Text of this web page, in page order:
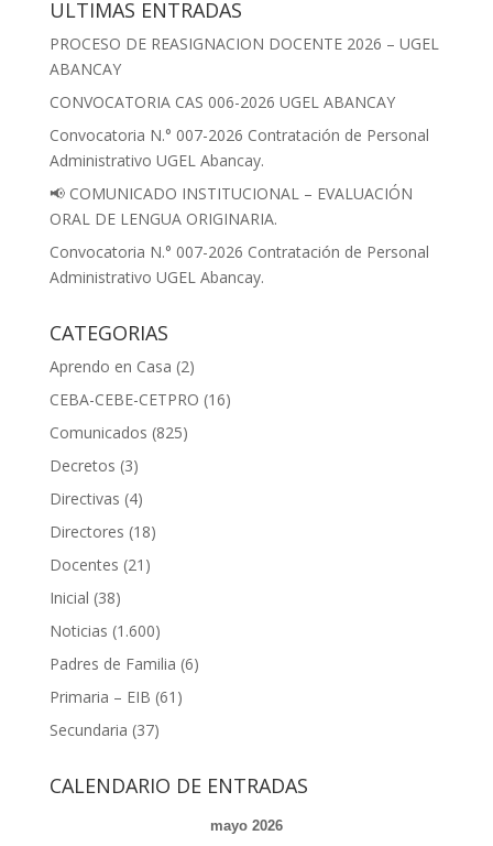
ULTIMAS ENTRADAS
PROCESO DE REASIGNACION DOCENTE 2026 – UGEL
ABANCAY
CONVOCATORIA CAS 006-2026 UGEL ABANCAY
Convocatoria N.° 007-2026 Contratación de Personal
Administrativo UGEL Abancay.
📢 COMUNICADO INSTITUCIONAL – EVALUACIÓN
ORAL DE LENGUA ORIGINARIA.
Convocatoria N.° 007-2026 Contratación de Personal
Administrativo UGEL Abancay.
CATEGORIAS
Aprendo en Casa (2)
CEBA-CEBE-CETPRO (16)
Comunicados (825)
Decretos (3)
Directivas (4)
Directores (18)
Docentes (21)
Inicial (38)
Noticias (1.600)
Padres de Familia (6)
Primaria – EIB (61)
Secundaria (37)
CALENDARIO DE ENTRADAS
mayo 2026